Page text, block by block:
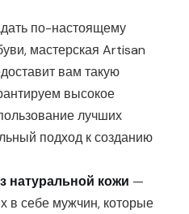
по-настоящему
мастерская Artisan
вам такую
высокое
лучших
подход к созданию
натуральной кожи —
в себе мужчин, которые